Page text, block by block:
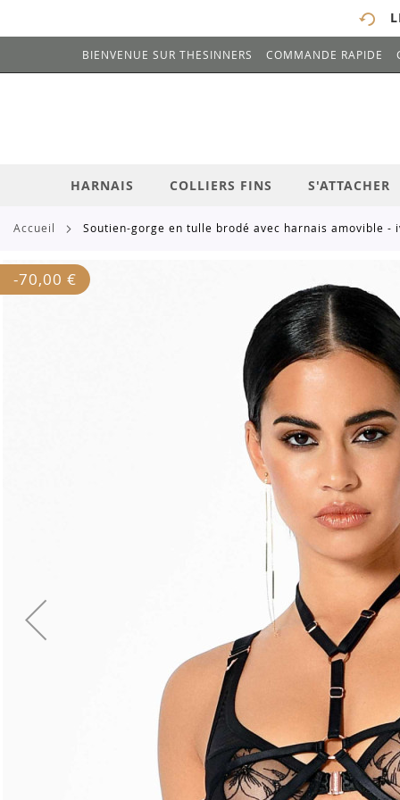
ALLEZ
BIENVENUE SUR THESINNERS COMMANDE RAPIDE
# ENTREZ AU MOINS 3 CARACTÈRES POUR
HARNAIS COLLIERS FINS S'ATTACHER
accueil soutien-gorge en tulle brodé avec harnais amovible -
Skip
-70,00 €